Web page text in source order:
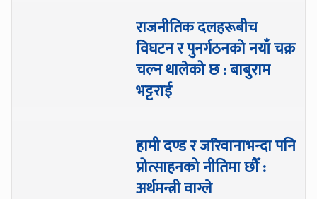
राजनीतिक दलहरूबीच
विघटन र पुनर्गठनको नयाँ चक्र
चल्न थालेको छ : बाबुराम
भट्टराई
हामी दण्ड र जरिवानाभन्दा पनि
प्रोत्साहनको नीतिमा छौँ :
अर्थमन्त्री वाग्ले